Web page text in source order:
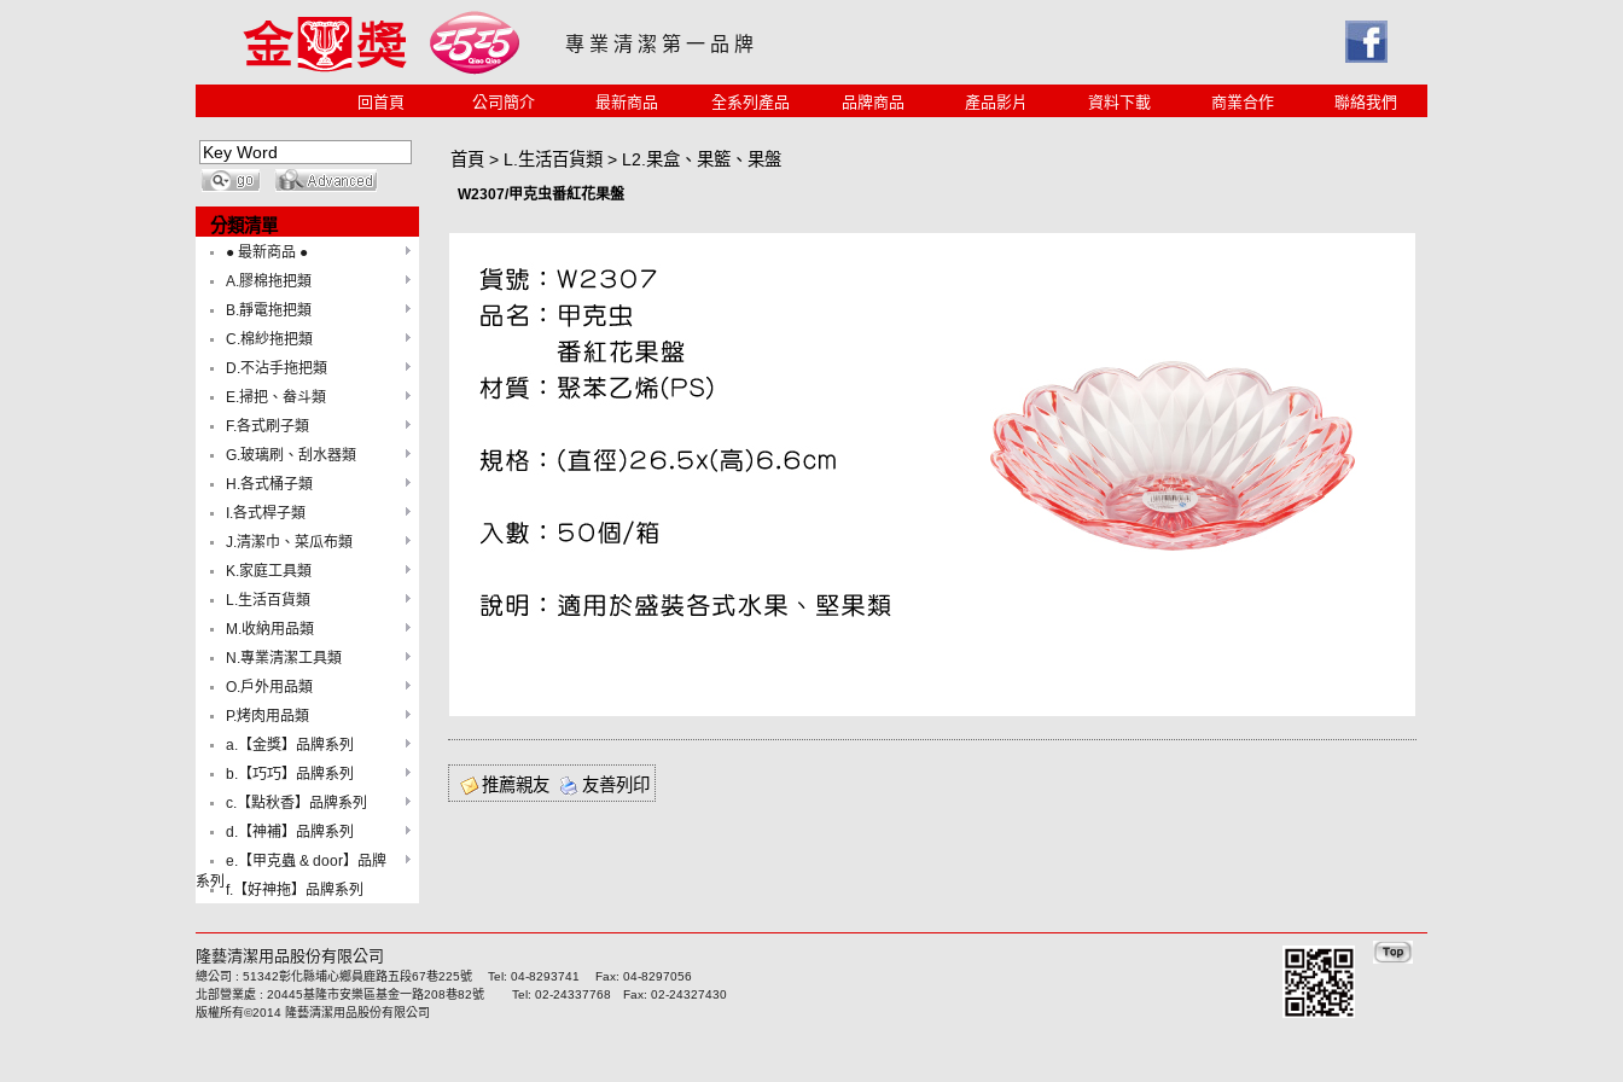
專 業 清 潔 第 一 品 牌
回首頁 公司簡介 最新商品 全系列產品 品牌商品 產品影片 資料下載 商業合作 聯絡我們
分類清單
● 最新商品 ●
A.膠棉拖把類
B.靜電拖把類
C.棉紗拖把類
D.不沾手拖把類
E.掃把、畚斗類
F.各式刷子類
G.玻璃刷、刮水器類
H.各式桶子類
I.各式桿子類
J.清潔巾、菜瓜布類
K.家庭工具類
L.生活百貨類
M.收納用品類
N.專業清潔工具類
O.戶外用品類
P.烤肉用品類
a.【金獎】品牌系列
b.【巧巧】品牌系列
c.【點秋香】品牌系列
d.【神補】品牌系列
e.【甲克蟲 & door】品牌
系列 f.【好神拖】品牌系列
首頁 > L.生活百貨類 > L2.果盒、果籃、果盤
W2307/甲克虫番紅花果盤
推薦親友 友善列印
隆藝清潔用品股份有限公司
總公司 : 51342彰化縣埔心鄉員鹿路五段67巷225號 Tel: 04-8293741 Fax: 04-8297056
北部營業處 : 20445基隆市安樂區基金一路208巷82號 Tel: 02-24337768 Fax: 02-24327430
版權所有©2014 隆藝清潔用品股份有限公司